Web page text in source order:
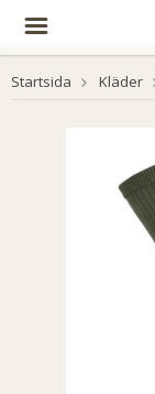
Startsida Kläder